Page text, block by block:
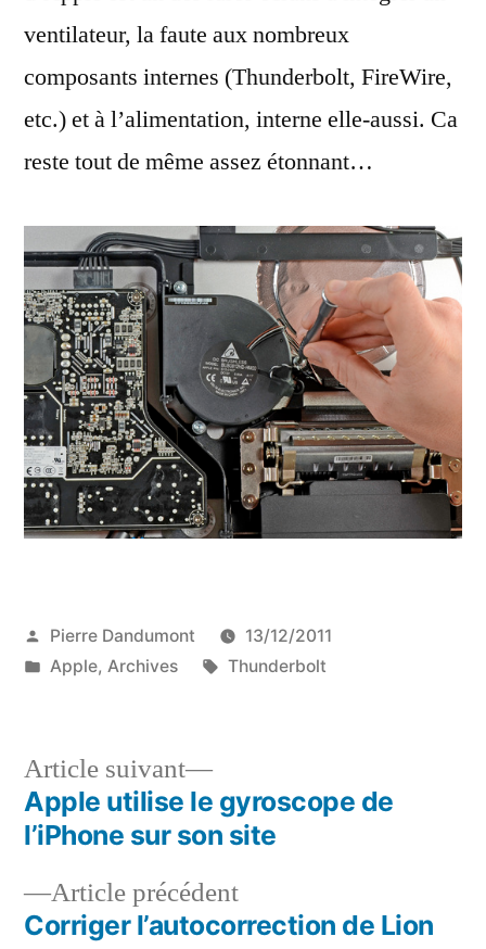
Thunderbolt
ventilateur, la faute aux nombreux
composants internes (Thunderbolt, FireWire,
etc.) et à l’alimentation, interne elle-aussi. Ca
reste tout de même assez étonnant…
Publié
par
Pierre Dandumont
13/12/2011
Publié
Apple, Archives Étiquettes :
Thunderbolt
Navigation
l’article
Article précédentArticle
précédent :
Corriger l’autocorrection de Lion
Article suivant
Article
suivant :
Apple utilise le gyroscope de
l’iPhone sur son site